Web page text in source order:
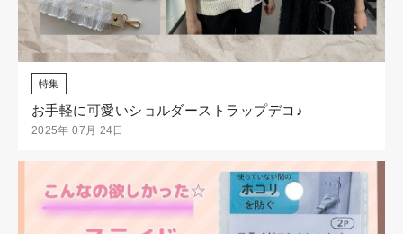
特集
お手軽に可愛いショルダーストラップデコ♪
2025年 07月 24日